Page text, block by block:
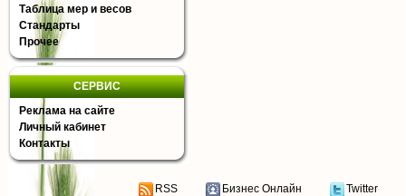
Таблица мер и весов
Стандарты
Прочее
СЕРВИС
Реклама на сайте
Личный кабинет
Контакты
RSS Бизнес Онлайн Twitter